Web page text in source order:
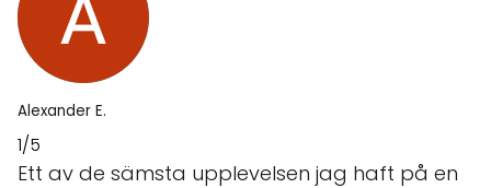
Alexander E.
1/5
Ett av de sämsta upplevelsen jag haft på en